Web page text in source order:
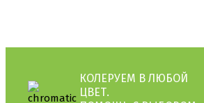
КОЛЕРУЕМ В ЛЮБОЙ
ЦВЕТ.